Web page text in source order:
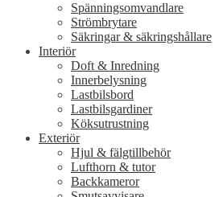
Spänningsomvandlare
Strömbrytare
Säkringar & säkringshållare
Interiör
Doft & Inredning
Innerbelysning
Lastbilsbord
Lastbilsgardiner
Köksutrustning
Exteriör
Hjul & fälgtillbehör
Lufthorn & tutor
Backkameror